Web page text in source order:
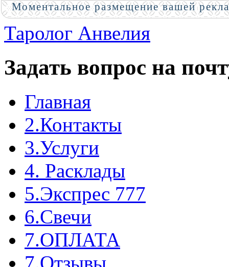
Таролог Анвелия
Задать вопрос на
Главная
2.Контакты
3.Услуги
4. Расклады
5.Экспрес 777
6.Свечи
7.ОПЛАТА
7.Отзывы
Моментальное размещение вашей